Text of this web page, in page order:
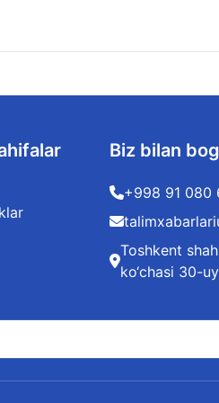
Biz bilan
+998 91 080
Toshkent
ko‘chasi 30-uy